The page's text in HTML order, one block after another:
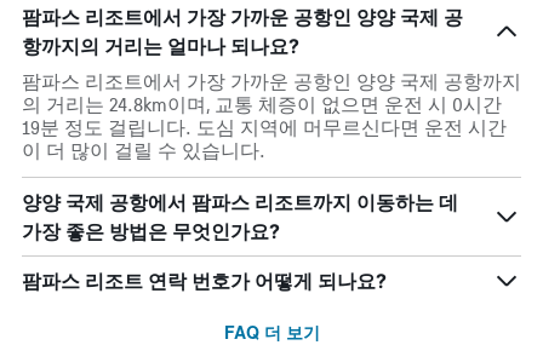
팜파스 리조트에서 가장 가까운 공항인 양양 국제 공
항까지의 거리는 얼마나 되나요?
팜파스 리조트에서 가장 가까운 공항인 양양 국제 공항까지
의 거리는 24.8km이며, 교통 체증이 없으면 운전 시 0시간
19분 정도 걸립니다. 도심 지역에 머무르신다면 운전 시간
이 더 많이 걸릴 수 있습니다.
양양 국제 공항에서 팜파스 리조트까지 이동하는 데
가장 좋은 방법은 무엇인가요?
팜파스 리조트 연락 번호가 어떻게 되나요?
FAQ 더 보기